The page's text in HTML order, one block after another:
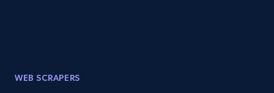
WEB SCRAPERS